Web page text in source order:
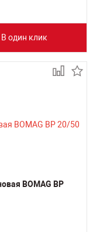
В один клик
BOMAG BP